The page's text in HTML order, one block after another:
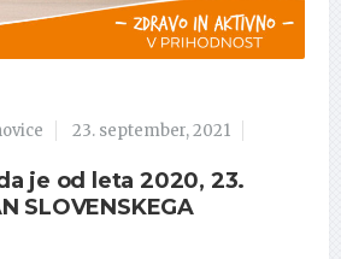
23. september, 2021
je od leta 2020, 23.
SLOVENSKEGA